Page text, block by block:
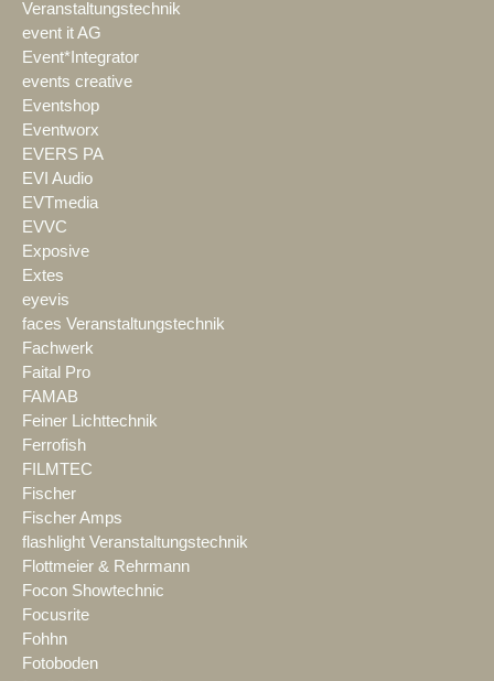
Veranstaltungstechnik
event it AG
Event*Integrator
events creative
Eventshop
Eventworx
EVERS PA
EVI Audio
EVTmedia
EVVC
Exposive
Extes
eyevis
faces Veranstaltungstechnik
Fachwerk
Faital Pro
FAMAB
Feiner Lichttechnik
Ferrofish
FILMTEC
Fischer
Fischer Amps
flashlight Veranstaltungstechnik
Flottmeier & Rehrmann
Focon Showtechnic
Focusrite
Fohhn
Fotoboden